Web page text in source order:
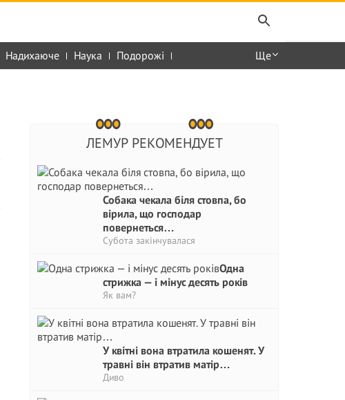
Надихаюче Наука Подорожі Ще
ЛЕМУР РЕКОМЕНДУЕТ
Собака чекала біля стовпа, бо
вірила, що господар
повернеться…
Субота закінчувалася
Одна
стрижка — і мінус десять років
Як вам?
У квітні вона втратила кошенят. У
травні він втратив матір…
Диво